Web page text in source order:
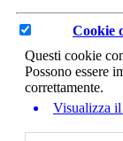
Cookie
Questi cookie
Possono essere
correttamente.
Visualizza il